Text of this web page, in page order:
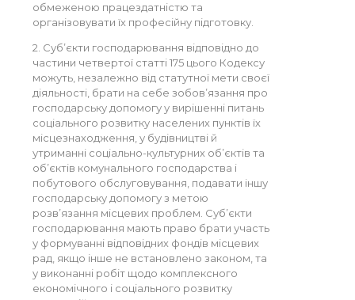
обмеженою працездатністю та
організовувати їх професійну підготовку.
2. Суб’єкти господарювання відповідно до
частини четвертої статті 175 цього Кодексу
можуть, незалежно від статутної мети своєї
діяльності, брати на себе зобов’язання про
господарську допомогу у вирішенні питань
соціального розвитку населених пунктів їх
місцезнаходження, у будівництві й
утриманні соціально-культурних об’єктів та
об’єктів комунального господарства і
побутового обслуговування, подавати іншу
господарську допомогу з метою
розв’язання місцевих проблем. Суб’єкти
господарювання мають право брати участь
у формуванні відповідних фондів місцевих
рад, якщо інше не встановлено законом, та
у виконанні робіт щодо комплексного
економічного і соціального розвитку